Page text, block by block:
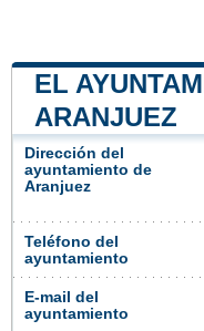
EL
ARANJUEZ
Dirección del
ayuntamiento de
Aranjuez
Teléfono del
ayuntamiento
E-mail del
ayuntamiento